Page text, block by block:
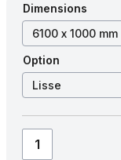
Dimensions
Option
quantité